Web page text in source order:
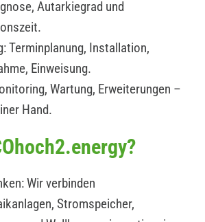
Autarkiegrad und
Terminplanung, Installation,
Einweisung.
Wartung, Erweiterungen –
Hand.
Wir verbinden
Stromspeicher,